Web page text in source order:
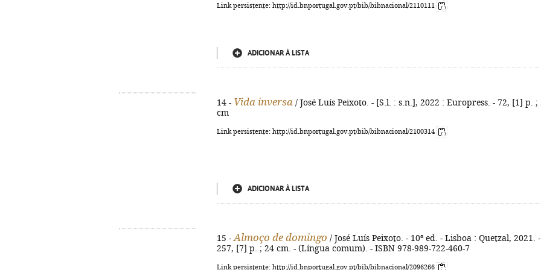
Link persistente: http://id.bnportugal.gov.pt/bib/bibnacional/2110111
ADICIONAR À LISTA
14 - Vida inversa / José Luís Peixoto. - [S.l. : s.n.], 2022 : Europress. - 72, [1] p. ;
cm
Link persistente: http://id.bnportugal.gov.pt/bib/bibnacional/2100314
ADICIONAR À LISTA
15 - Almoço de domingo / José Luís Peixoto. - 10ª ed. - Lisboa : Quetzal, 2021. -
257, [7] p. ; 24 cm. - (Língua comum). - ISBN 978-989-722-460-7
Link persistente: http://id.bnportugal.gov.pt/bib/bibnacional/2096266